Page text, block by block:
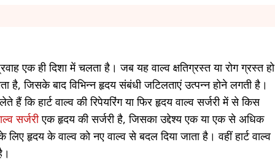
एक ही दिशा में चलता है। जब यह वाल्व क्षतिग्रस्त या रोग ग्रस्त हो
है, जिसके बाद विभिन्न हृदय संबंधी जटिलताएं उत्पन्न होने लगती है।
हैं कि हार्ट वाल्व की रिपेयरिंग या फिर हृदय वाल्व सर्जरी में से किस
सर्जरीएक हृदय की सर्जरी है, जिसका उद्देश्य एक या एक से अधिक
हृदय के वाल्व को नए वाल्व से बदल दिया जाता है। वहीं हार्ट वाल्व